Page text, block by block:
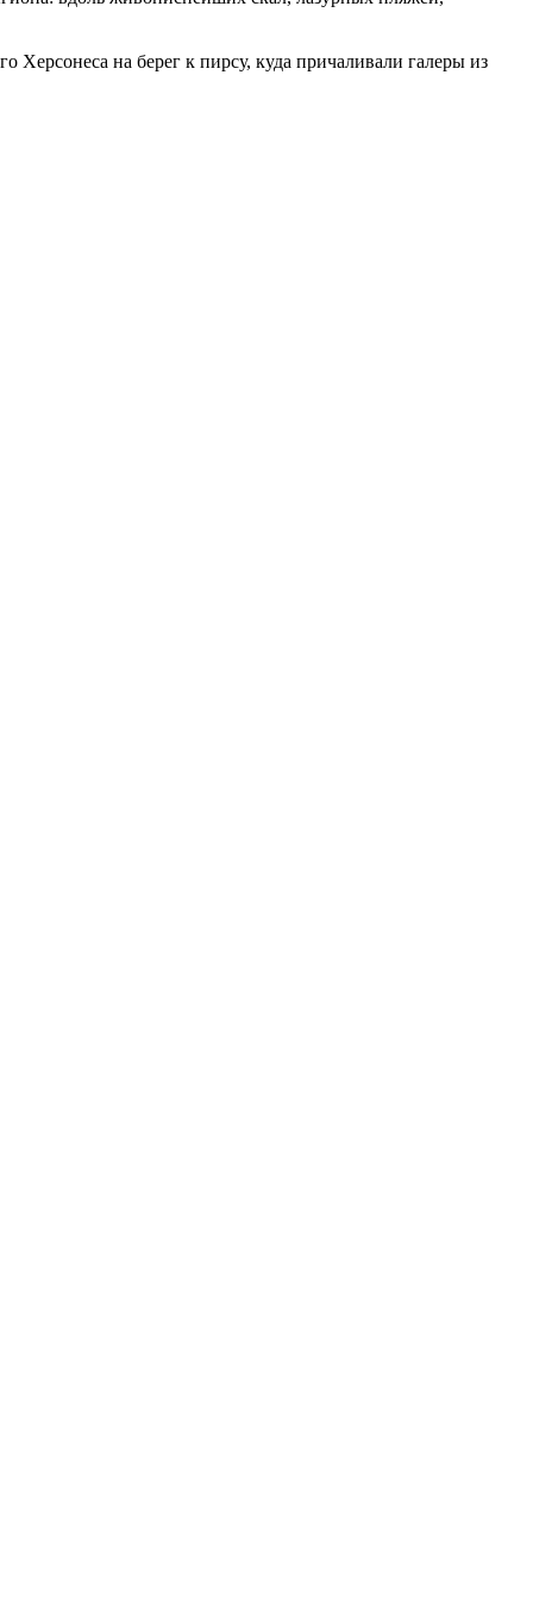
Херсонеса на берег к пирсу, куда причаливали галеры из